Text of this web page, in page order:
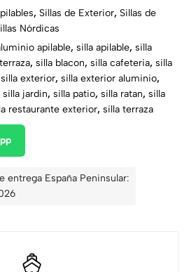
, Sillas de Exterior, Sillas de
Nórdicas
apilable, silla apilable, silla
, silla blacon, silla cafeteria, silla
silla exterior, silla exterior aluminio,
silla jardin, silla patio, silla ratan, silla
restaurante exterior, silla terraza
entrega España Peninsular: